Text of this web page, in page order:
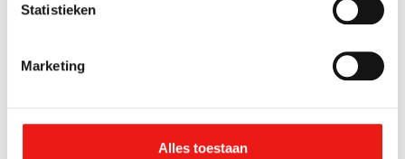
Statistieken
Marketing
Alles toestaan
Waarom consistent blijven belangrijker is
Lees meer